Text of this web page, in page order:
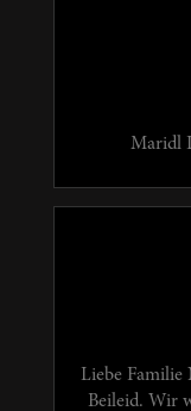
Maridl
Liebe Familie
Beileid. Wir